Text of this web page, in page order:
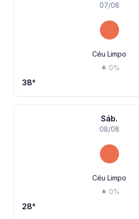
07/08
Céu Limpo
0%
38°
Sáb.
08/08
Céu Limpo
0%
28°